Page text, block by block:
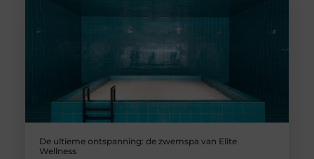
De ultieme ontspanning: de zwemspa van Elite
Wellness